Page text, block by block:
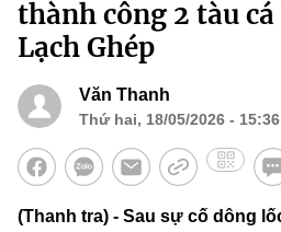
thành công 2 tàu
Lạch Ghép
Văn Thanh
Thứ hai, 18/05/2026 - 15:36
(Thanh tra) - Sau sự cố dông